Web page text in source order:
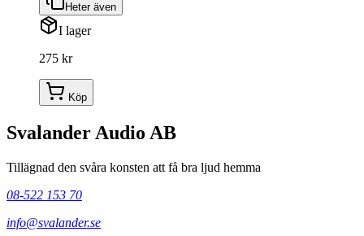
Heter även
I lager
275 kr
Köp
Svalander Audio AB
Tillägnad den svåra konsten att få bra ljud hemma
08-522 153 70
info@svalander.se